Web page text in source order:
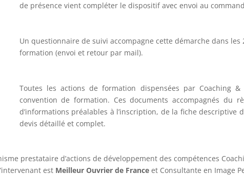
de présence vient compléter le dispositif avec envoi au
Un questionnaire de suivi accompagne cette démarche dans les
formation (envoi et retour par mail).
Toutes les actions de formation dispensées par Coaching &
convention de formation. Ces documents accompagnés du
d’informations préalables à l’inscription, de la fiche descriptive
devis détaillé et complet.
prestataire d’actions de développement des compétences
est Meilleur Ouvrier de Franceet Consultante en Image